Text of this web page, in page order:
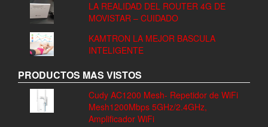
LA REALIDAD DEL ROUTER 4G DE
MOVISTAR – CUIDADO
KAMTRON LA MEJOR BASCULA
INTELIGENTE
PRODUCTOS MAS VISTOS
Cudy AC1200 Mesh- Repetidor de WiFi
Mesh1200Mbps 5GHz/2.4GHz,
Amplificador WiFi